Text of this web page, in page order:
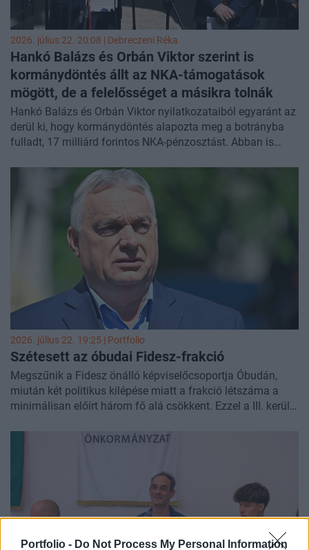
Portfolio - Do Not Process My Personal Information
2026. július 22. 20:08 | Debreczeni Réka
Hankó Balázs és Orbán Viktor szerint is
kormánydöntés állt az NKA-támogatások
mögött, de a felelősséget a másikra tolnák
Hankó Balázs és Orbán Viktor nyilatkozataiból egyaránt az
derül ki, hogy kormánydöntés alapozta meg a botrányba
fulladt, 17 milliárd forintos NKA-pénzosztást. Abban is
kulturális célokra kell fordítani az összeget. A felelősséget
azonban egyikük sem szeretné: Hankó arra hivatkozik,
hogy miniszterként végre kellett hajtania a kormány
döntését, Orbán pedig arra hívja fel a figyelmet, hogy a
konkrét támogatásokról már nem a kabinet határozott.
2026. július 22. 19:25 | Portfolio
Szétesett az óbudai Fidesz-frakció
Megszűnik a Fidesz önálló képviselőcsoportja Óbudán,
miután két politikus kilépése miatt a frakció létszáma a
minimálisan előírt három fő alá csökkent. Ezzel a III. kerület
kormánypárt helyi frakciója.